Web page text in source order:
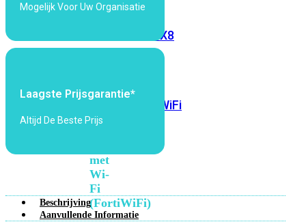
MIMO
8X8
FortiWiFi
met
Wi-
Fi
(FortiWiFi)
Mogelijk Voor Uw Organisatie
Laagste Prijsgarantie*
Altijd De Beste Prijs
Beschrijving
Aanvullende Informatie